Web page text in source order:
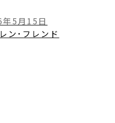
5月15日
ン･フレンド